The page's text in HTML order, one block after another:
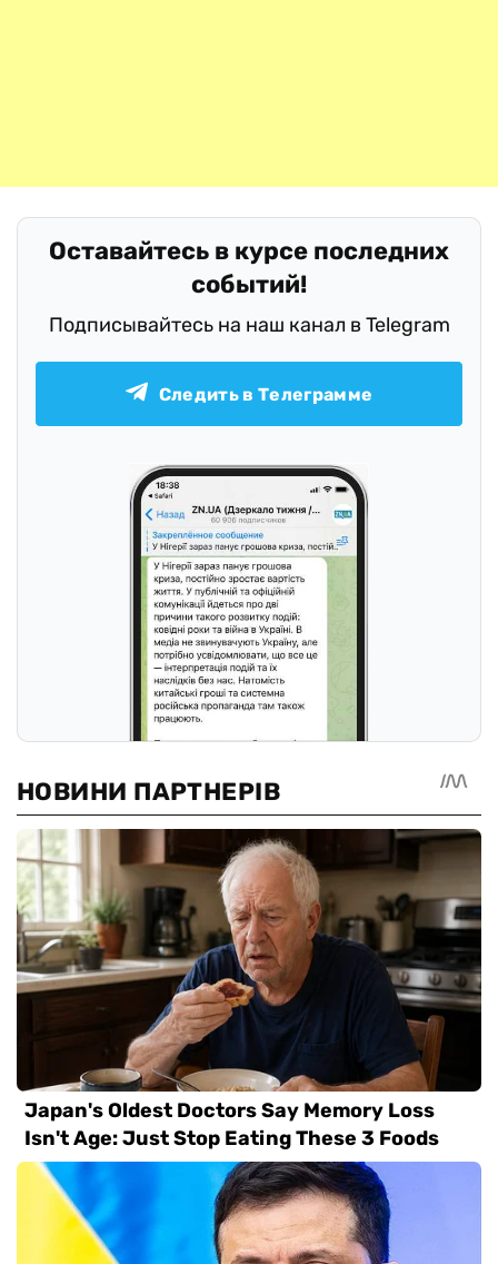
Оставайтесь в курсе последних
событий!
Подписывайтесь на наш канал в Telegram
Следить в Телеграмме